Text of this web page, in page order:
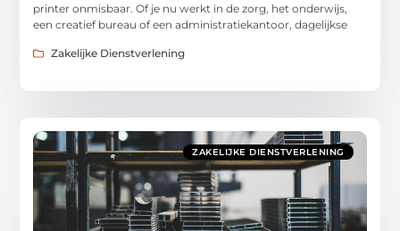
printer onmisbaar. Of je nu werkt in de zorg, het onderwijs,
een creatief bureau of een administratiekantoor, dagelijkse
Zakelijke Dienstverlening
ZAKELIJKE DIENSTVERLENING